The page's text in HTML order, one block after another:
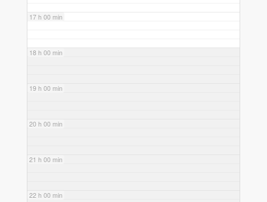
17 h 00 min
18 h 00 min
19 h 00 min
20 h 00 min
21 h 00 min
22 h 00 min